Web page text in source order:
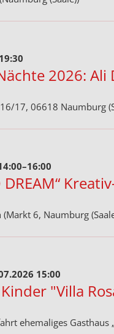
2026: Ali
17, 06618 Naumburg
DREAM“
6, Naumburg
15:00
"Villa
ehemaliges Gasthaus